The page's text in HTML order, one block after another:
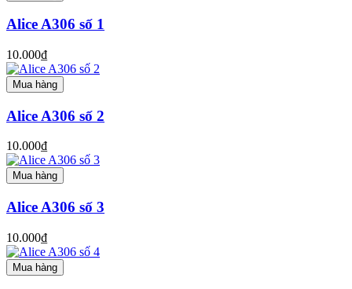
Alice A306 số 1
10.000₫
Mua hàng
Alice A306 số 2
10.000₫
Mua hàng
Alice A306 số 3
10.000₫
Mua hàng